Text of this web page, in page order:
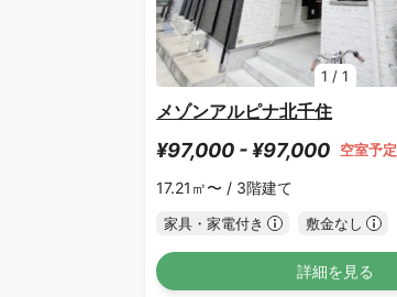
1 /1
メゾンアルピナ北千住
¥97,000 - ¥97,000 空室予定
17.21㎡〜 / 3階建て
家具・家電付き 敷金なし
詳細を見る